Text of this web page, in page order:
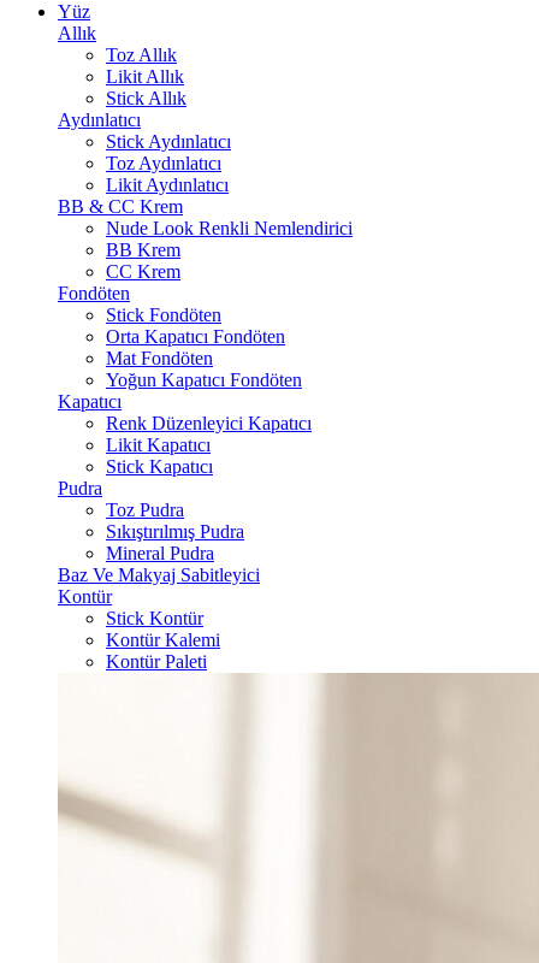
Yüz
Allık
Toz Allık
Likit Allık
Stick Allık
Aydınlatıcı
Stick Aydınlatıcı
Toz Aydınlatıcı
Likit Aydınlatıcı
BB & CC Krem
Nude Look Renkli Nemlendirici
BB Krem
CC Krem
Fondöten
Stick Fondöten
Orta Kapatıcı Fondöten
Mat Fondöten
Yoğun Kapatıcı Fondöten
Kapatıcı
Renk Düzenleyici Kapatıcı
Likit Kapatıcı
Stick Kapatıcı
Pudra
Toz Pudra
Sıkıştırılmış Pudra
Mineral Pudra
Baz Ve Makyaj Sabitleyici
Kontür
Stick Kontür
Kontür Kalemi
Kontür Paleti